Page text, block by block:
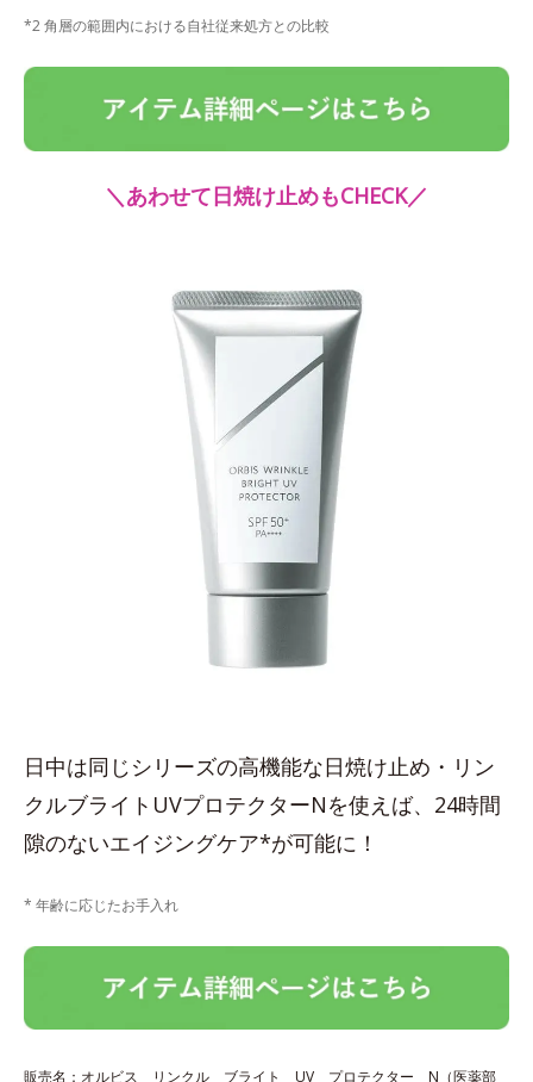
*2 角層の範囲内における自社従来処方との比較
＼あわせて日焼け止めもCHECK／
日中は同じシリーズの高機能な日焼け止め・リン
クルブライトUVプロテクターNを使えば、24時間
隙のないエイジングケア*が可能に！
* 年齢に応じたお手入れ
販売名：オルビス リンクル ブライト UV プロテクター N（医薬部